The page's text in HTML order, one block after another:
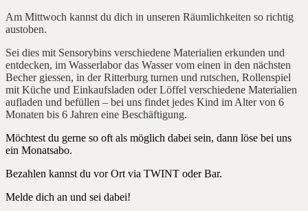
Am Mittwoch kannst du dich in unseren Räumlichkeiten so richtig
austoben.
Sei dies mit Sensorybins verschiedene Materialien erkunden und
entdecken, im Wasserlabor das Wasser vom einen in den nächsten
Becher giessen, in der Ritterburg turnen und rutschen, Rollenspiel
mit Küche und Einkaufsladen oder Löffel verschiedene Materialien
aufladen und befüllen – bei uns findet jedes Kind im Alter von 6
Monaten bis 6 Jahren eine Beschäftigung.
Möchtest du gerne so oft als möglich dabei sein, dann löse bei uns
ein Monatsabo.
Bezahlen kannst du vor Ort via TWINT oder Bar.
Melde dich an und sei dabei!